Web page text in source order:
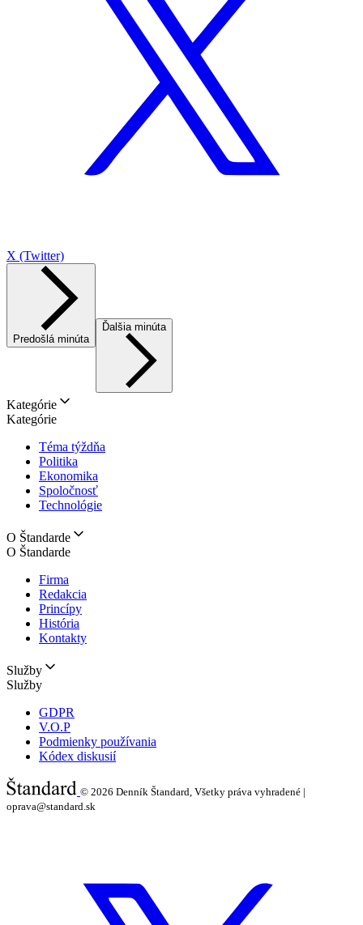
X (Twitter)
Predošlá minúta
Ďalšia minúta
Kategórie
Kategórie
Téma týždňa
Politika
Ekonomika
Spoločnosť
Technológie
O Štandarde
O Štandarde
Firma
Redakcia
Princípy
História
Kontakty
Služby
Služby
GDPR
V.O.P
Podmienky používania
Kódex diskusií
© 2026 Denník Štandard, Všetky práva vyhradené |
oprava@standard.sk